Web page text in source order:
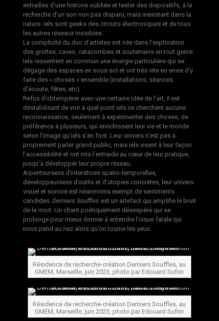
entrailles d’une histoire oubliée et tester des dispositifs, à la
recherche d’un son non pas disparu, mais inexistant dans la
nature. Iels sont geeks des circuits électroniques et de tous
les autres réseaux invisibles.
La complicité du duo d’artistes est née dans l’exploration
des grottes, caves, catacombes et souterrains en tout genre.
Iels ressentent en commun une énergie particulière qui se
dégage des espaces en sous-sol et ont très vite eu envie d’y
faire des « choses » ensemble (installations, séances
d’écoute, fêtes, etc).
Refus d’obtempérer avec une certaine idée de l’art, il est
déstabilisant de voir à quel point iels ne cherchent aucune
reconnaissance, seulement à expérimenter des choses, de
préférence à plusieurs, qui enrichissent leur vie et le monde
selon l’image qu’iels s’en font. Leur univers n’est pas à
proprement parler grand public, mais iels visent à leur façon
l’accessibilité et ont mis l’entraide au cœur de leur pratique,
jusqu’à développer leur propre réseau.
Arpenteursexs d’interstices spatio-temporelles,
développeursexs d’outils et d’utopies concrètes, leur univers
visuel et sonore est néanmoins exempt de sentiments
candides. Derniers Souffles est un artefact qui amplifie le bruit
de la mort. Un chant poétiquement désespéré qui se
prolonge pour mieux donner à entendre l’issue fatale qui
nous pend au nez alors qu’on tourne les yeux.
Résidence de recherche-création Derniers Souffles, au
GMEM, Marseille, juin 2023, photo par Edouard Sufrin
Résidence de recherche-création Derniers Souffles, au
GMEM, Marseille, juin 2023, photo par Edouard Sufrin